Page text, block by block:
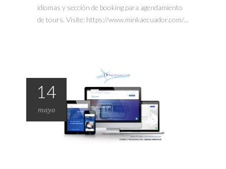
idiomas y sección de booking para agendamiento
de tours. Visite: https://www.minkaecuador.com/...
14
mayo